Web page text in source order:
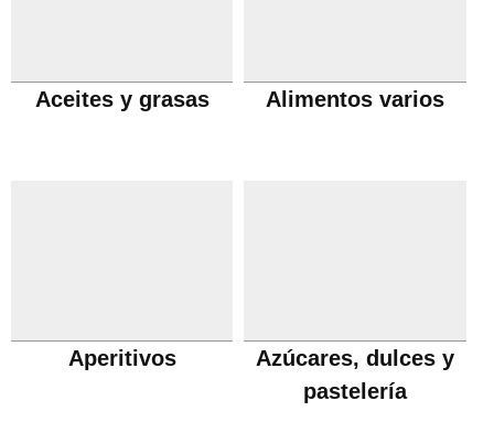
Aceites y grasas Alimentos varios
Aperitivos
Azúcares, dulces y
pastelería